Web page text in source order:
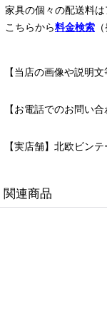
家具の個々の配送料は
こちらから料金検索
【当店の画像や説明
【お電話でのお問い
【実店舗】北欧ビン
関連商品